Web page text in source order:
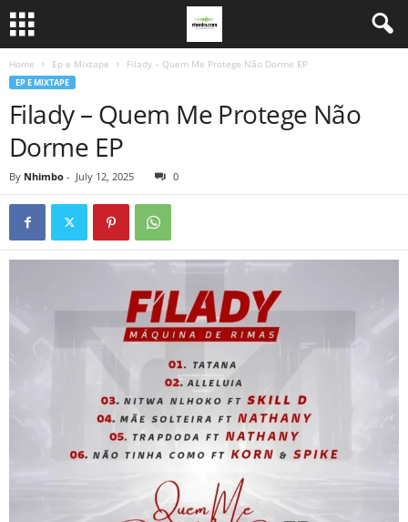
Home Ep e Mixtape Filady – Quem Me Protege Não Dorme EP
EP E MIXTAPE
Filady – Quem Me Protege Não
Dorme EP
By Nhimbo - July 12, 2025 0